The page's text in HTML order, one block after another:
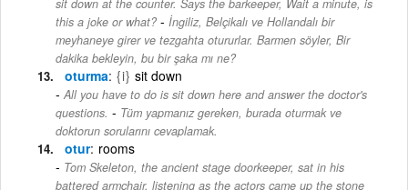
sit down at the counter. Says the barkeeper, Wait a minute, is
this a joke or what? - İngiliz, Belçikalı ve Hollandalı bir
meyhaneye girer ve tezgahta otururlar. Barmen söyler, Bir
dakika bekleyin, bu bir şaka mı ne?
oturma {i} sit down
All you have to do is sit down here and answer the doctor's
questions. - Tüm yapmanız gereken, burada oturmak ve
doktorun sorularını cevaplamak.
otur rooms
Tom Skeleton, the ancient stage doorkeeper, sat in his
battered armchair, listening as the actors came up the stone